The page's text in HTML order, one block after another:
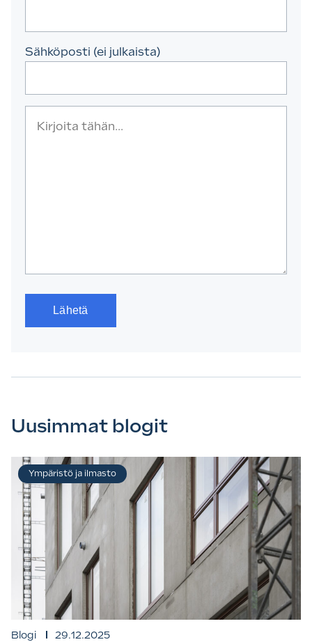
Sähköposti (ei julkaista)
Uusimmat blogit
Blogi 29.12.2025
Ympäristö ja ilmasto